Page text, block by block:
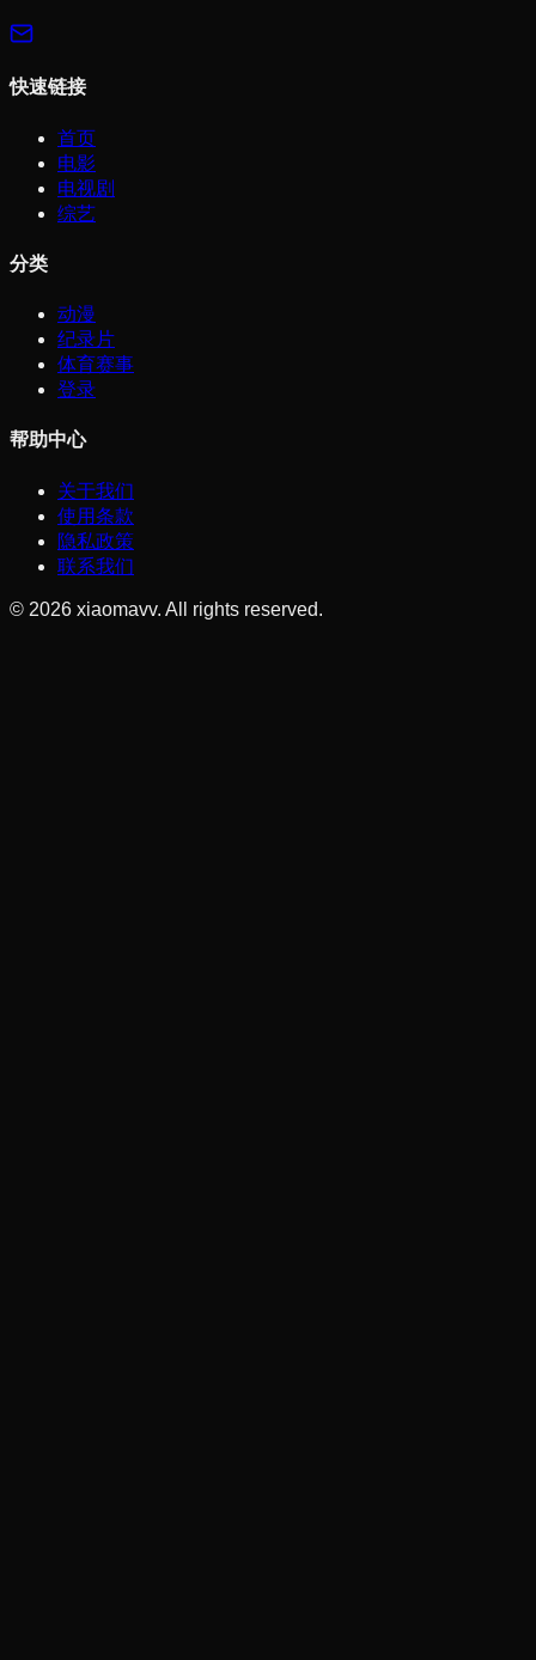
快速链接
首页
电影
电视剧
综艺
分类
动漫
纪录片
体育赛事
登录
帮助中心
关于我们
使用条款
隐私政策
联系我们
© 2026 xiaomavv. All rights reserved.